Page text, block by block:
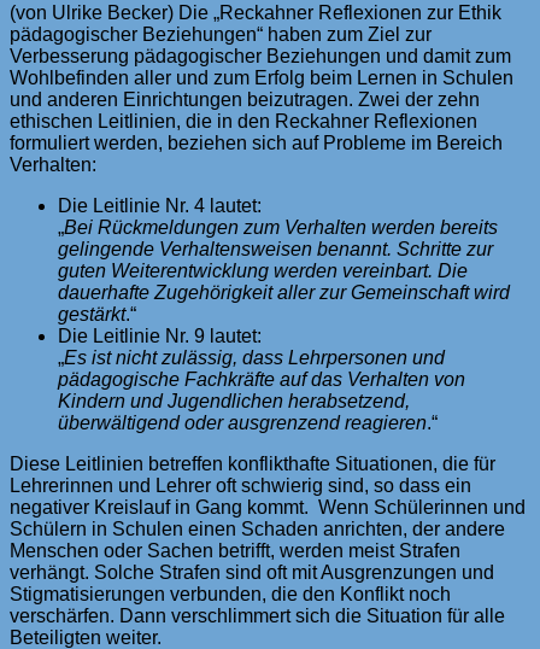
(von Ulrike Becker) Die „Reckahner Reflexionen zur Ethik
pädagogischer Beziehungen“ haben zum Ziel zur
Verbesserung pädagogischer Beziehungen und damit zum
Wohlbefinden aller und zum Erfolg beim Lernen in Schulen
und anderen Einrichtungen beizutragen. Zwei der zehn
ethischen Leitlinien, die in den Reckahner Reflexionen
formuliert werden, beziehen sich auf Probleme im Bereich
Verhalten:
Die Leitlinie Nr. 4 lautet:
„Bei Rückmeldungen zum Verhalten werden bereits
gelingende Verhaltensweisen benannt. Schritte zur
guten Weiterentwicklung werden vereinbart. Die
dauerhafte Zugehörigkeit aller zur Gemeinschaft wird
gestärkt.“
Die Leitlinie Nr. 9 lautet:
„Es ist nicht zulässig, dass Lehrpersonen und
pädagogische Fachkräfte auf das Verhalten von
Kindern und Jugendlichen herabsetzend,
überwältigend oder ausgrenzend reagieren.“
Diese Leitlinien betreffen konflikthafte Situationen, die für
Lehrerinnen und Lehrer oft schwierig sind, so dass ein
negativer Kreislauf in Gang kommt. Wenn Schülerinnen und
Schülern in Schulen einen Schaden anrichten, der andere
Menschen oder Sachen betrifft, werden meist Strafen
verhängt. Solche Strafen sind oft mit Ausgrenzungen und
Stigmatisierungen verbunden, die den Konflikt noch
verschärfen. Dann verschlimmert sich die Situation für alle
Beteiligten weiter.